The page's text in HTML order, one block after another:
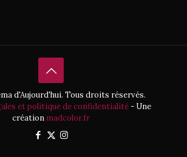
d'Aujourd'hui. Tous droits réservés.
et politique de confidentialité- Une
création madcolor.fr